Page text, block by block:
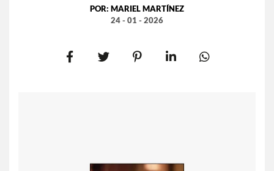
POR: MARIEL MARTÍNEZ
24 - 01 - 2026